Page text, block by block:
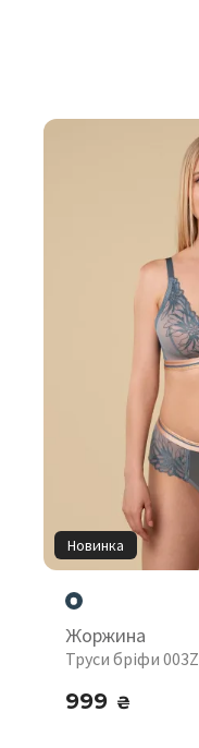
Новинка
Жоржина
Труси бріфи
999 ₴